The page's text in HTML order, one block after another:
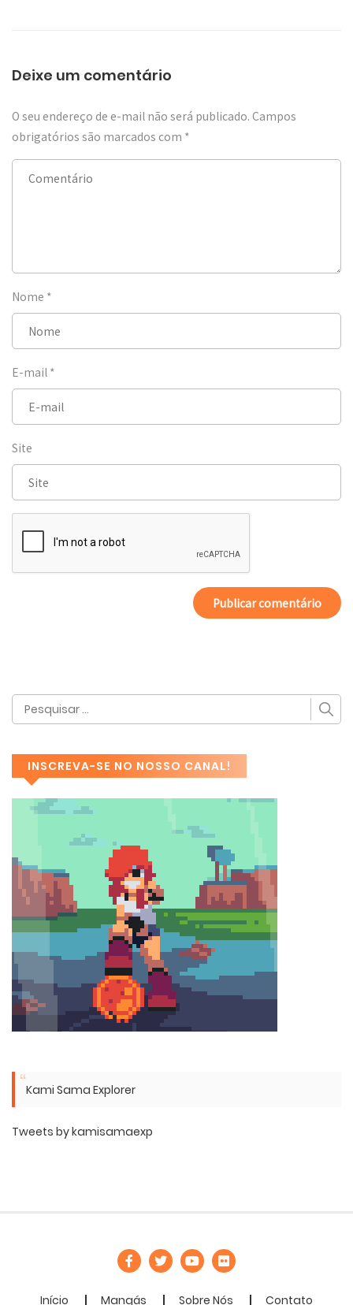
Deixe um comentário
O seu endereço de e-mail não será publicado. Campos
obrigatórios são marcados com *
Nome *
E-mail *
Site
INSCREVA-SE NO NOSSO CANAL!
Kami Sama Explorer
Tweets by kamisamaexp
Início Mangás Sobre Nós Contato